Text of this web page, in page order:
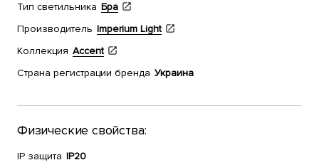
Тип светильника Бра
Производитель Imperium Light
Коллекция Accent
Страна регистрации бренда Украина
Физические свойства:
IP защита IP20